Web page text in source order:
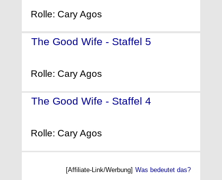
Rolle: Cary Agos
The Good Wife - Staffel 5
Rolle: Cary Agos
The Good Wife - Staffel 4
Rolle: Cary Agos
[Affiliate-Link/Werbung] Was bedeutet das?